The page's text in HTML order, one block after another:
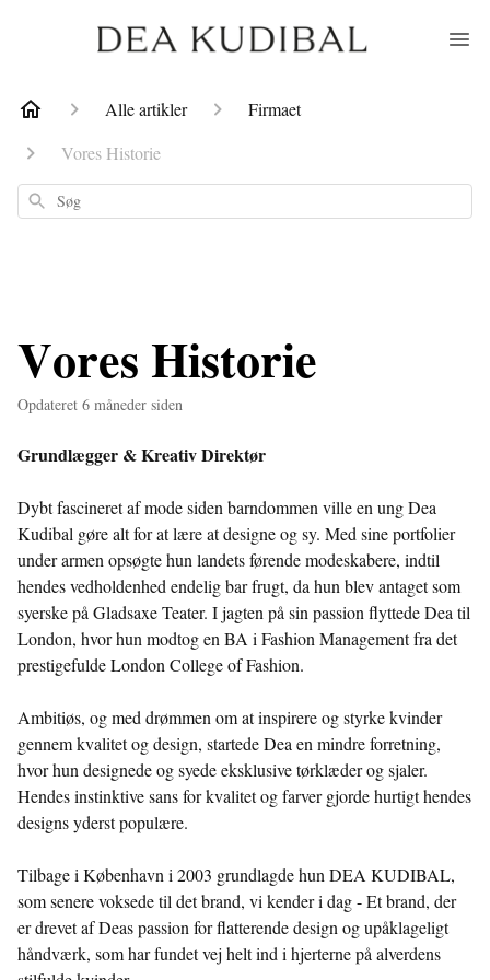
Alle artikler
Firmaet
Vores Historie
Søg
Vores Historie
Opdateret 6 måneder siden
Grundlægger & Kreativ Direktør
Dybt fascineret af mode siden barndommen ville en ung Dea
Kudibal gøre alt for at lære at designe og sy. Med sine portfolier
under armen opsøgte hun landets førende modeskabere, indtil
hendes vedholdenhed endelig bar frugt, da hun blev antaget som
syerske på Gladsaxe Teater. I jagten på sin passion flyttede Dea til
London, hvor hun modtog en BA i Fashion Management fra det
prestigefulde London College of Fashion.
Ambitiøs, og med drømmen om at inspirere og styrke kvinder
gennem kvalitet og design, startede Dea en mindre forretning,
hvor hun designede og syede eksklusive tørklæder og sjaler.
Hendes instinktive sans for kvalitet og farver gjorde hurtigt hendes
designs yderst populære.
Tilbage i København i 2003 grundlagde hun DEA KUDIBAL,
som senere voksede til det brand, vi kender i dag - Et brand, der
er drevet af Deas passion for flatterende design og upåklageligt
håndværk, som har fundet vej helt ind i hjerterne på alverdens